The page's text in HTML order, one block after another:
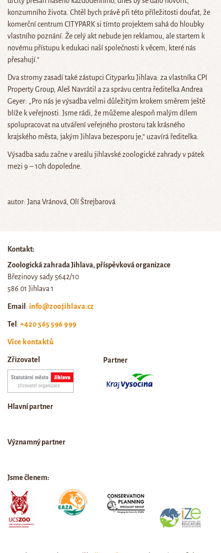
konzumního života. Chtěl bych právě při této příležitosti doufat, že
komerční centrum CITYPARK si tímto projektem sahá do hloubky
vlastního poznání. Že celý akt nebude jen reklamou, ale startem k
novému přístupu k edukaci naší společnosti k věcem, které nás
přesahují.“
Dva stromy zasadí také zástupci Cityparku Jihlava: za vlastníka CPI
Property Group, Aleš Navrátil a za správu centra ředitelka Andrea
Geyer: „Pro nás je výsadba velmi důležitým krokem směrem ještě
blíže k veřejnosti. Jsme rádi, že můžeme alespoň malým dílem
spolupracovat na utváření veřejného prostoru tak krásného
krajského města, jakým Jihlava bezesporu je,“ uzavírá ředitelka.
Výsadba sadu začne v areálu jihlavské zoologické zahrady v pátek
mezi 9 – 10h dopoledne.
autor: Jana Vránová, Olí Štrejbarová
Kontakt:
Zoologická zahrada Jihlava, příspěvková organizace
Březinovy sady 5642/10
586 01 Jihlava 1
Email : info@zoojihlava.cz
Tel : +420 565 596 999
Více kontaktů
Zřizovatel Partner
Hlavní partner
Významný partner
Jsme členem: